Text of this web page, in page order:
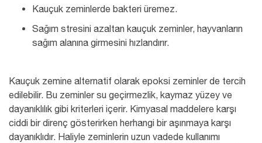
Kauçuk zeminlerde bakteri üremez.
Sağım stresini azaltan kauçuk zeminler, hayvanların
sağım alanına girmesini hızlandırır.
Kauçuk zemine alternatif olarak epoksi zeminler de tercih
edilebilir. Bu zeminler su geçirmezlik, kaymaz yüzey ve
dayanıklılık gibi kriterleri içerir. Kimyasal maddelere karşı
ciddi bir direnç gösterirken herhangi bir aşınmaya karşı
dayanıklıdır. Haliyle zeminlerin uzun vadede kullanımı